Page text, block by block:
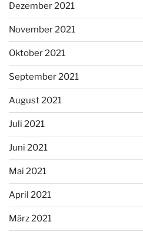
Dezember 2021
November 2021
Oktober 2021
September 2021
August 2021
Juli 2021
Juni 2021
Mai 2021
April 2021
März 2021